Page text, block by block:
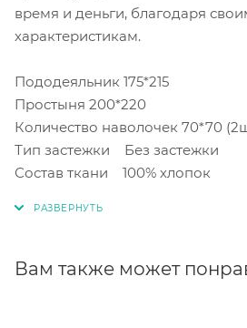
время и деньги, благодаря
характеристикам.
Пододеяльник 175*215
Простыня 200*220
Количество наволочек 70*70
Тип застежки Без застежки
Состав ткани 100% хлопок
Вам также может